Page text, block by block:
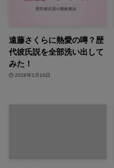
遠藤さくらに熱愛の噂？歴
代彼氏説を全部洗い出して
みた！
2026年2月10日